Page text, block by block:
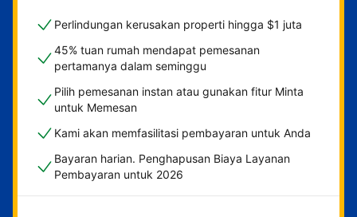
Perlindungan kerusakan properti hingga $1 juta
45% tuan rumah mendapat pemesanan
pertamanya dalam seminggu
Pilih pemesanan instan atau gunakan fitur Minta
untuk Memesan
Kami akan memfasilitasi pembayaran untuk Anda
Bayaran harian. Penghapusan Biaya Layanan
Pembayaran untuk 2026